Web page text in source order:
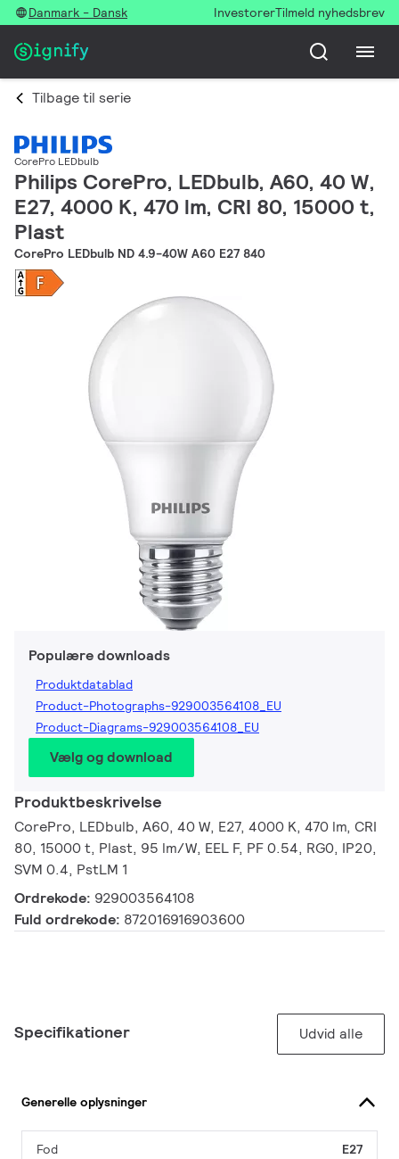
Danmark - Dansk InvestorerTilmeld nyhedsbrev
Tilbage til serie
CorePro LEDbulb
Philips CorePro, LEDbulb, A60, 40 W,
E27, 4000 K, 470 lm, CRI 80, 15000 t,
Plast
CorePro LEDbulb ND 4.9-40W A60 E27 840
Populære downloads
Produktdatablad
Product-Photographs-929003564108_EU
Product-Diagrams-929003564108_EU
Vælg og download
Produktbeskrivelse
CorePro, LEDbulb, A60, 40 W, E27, 4000 K, 470 lm, CRI
80, 15000 t, Plast, 95 lm/W, EEL F, PF 0.54, RG0, IP20,
SVM 0.4, PstLM 1
Ordrekode: 929003564108
Fuld ordrekode: 872016916903600
Specifikationer Udvid alle
Generelle oplysninger
Fod E27